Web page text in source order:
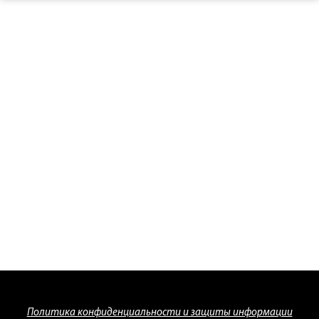
Политика конфиденциальности и защиты информации